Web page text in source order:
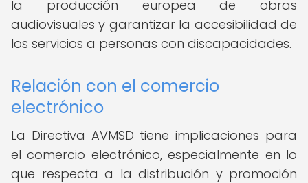
la producción europea de obras
audiovisuales y garantizar la accesibilidad de
los servicios a personas con discapacidades.
Relación con el comercio
electrónico
La Directiva AVMSD tiene implicaciones para
el comercio electrónico, especialmente en lo
que respecta a la distribución y promoción